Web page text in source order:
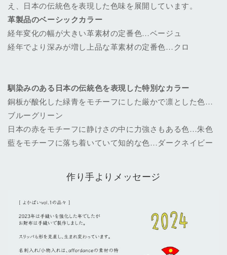
え、日本の伝統色を表現した色味を展開しています。
革製品のベーシックカラー
経年変化の幅が大きい革素材の定番色…ベージュ
経年でより深みが増し上品な革素材の定番色… クロ
馴染みのある日本の伝統色を表現した特別なカラー
銅板が酸化した緑青をモチーフにした厳かで凛とした色…
ブルーグリーン
日本の赤をモチーフに静けさの中に力強さもある色…朱色
藍をモチーフに落ち着いていて知的な色… ダークネイビー
作り手よりメッセージ